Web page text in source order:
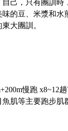
己，只有團訓時
的豆、米漿和水
大團訓。
慢跑 x8~12
肌等主要跑步肌